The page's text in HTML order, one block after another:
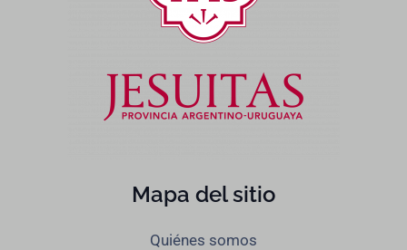
Mapa del sitio
Quiénes somos